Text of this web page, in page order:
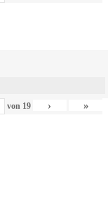
von 19 › »